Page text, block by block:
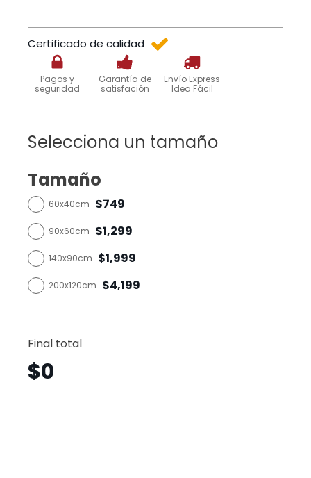
Certificado de calidad
Pagos y
seguridad
Garantía de
satisfación
Envío Express
Idea Fácil
Selecciona un tamaño
Tamaño
60x40cm $749
90x60cm $1,299
140x90cm $1,999
200x120cm $4,199
Final total
$0